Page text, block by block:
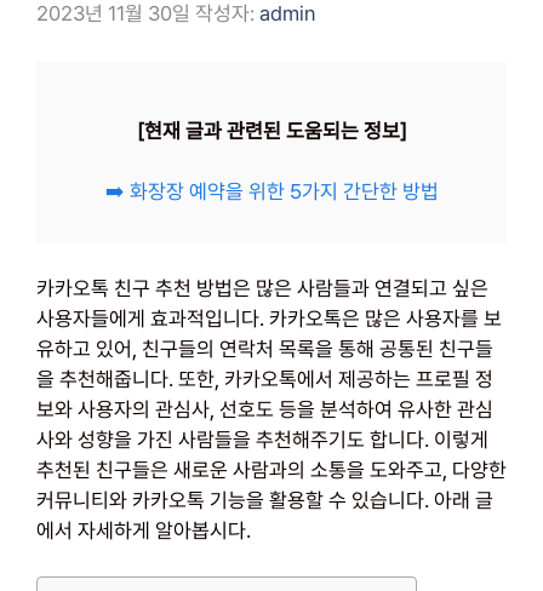
2023년 11월 30일 작성자: admin
[현재 글과 관련된 도움되는 정보]
➡️ 화장장 예약을 위한 5가지 간단한 방법
카카오톡 친구 추천 방법은 많은 사람들과 연결되고 싶은
사용자들에게 효과적입니다. 카카오톡은 많은 사용자를 보
유하고 있어, 친구들의 연락처 목록을 통해 공통된 친구들
을 추천해줍니다. 또한, 카카오톡에서 제공하는 프로필 정
보와 사용자의 관심사, 선호도 등을 분석하여 유사한 관심
사와 성향을 가진 사람들을 추천해주기도 합니다. 이렇게
추천된 친구들은 새로운 사람과의 소통을 도와주고, 다양한
커뮤니티와 카카오톡 기능을 활용할 수 있습니다. 아래 글
에서 자세하게 알아봅시다.